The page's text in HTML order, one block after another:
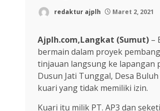
redaktur ajplh Maret 2, 2021
Ajplh.com,Langkat (Sumut) –
bermain dalam proyek
tinjauan langsung ke lapangan
Dusun Jati Tunggal, Desa
kuari yang tidak memiliki izin.
Kuari itu milik PT. AP3 dan